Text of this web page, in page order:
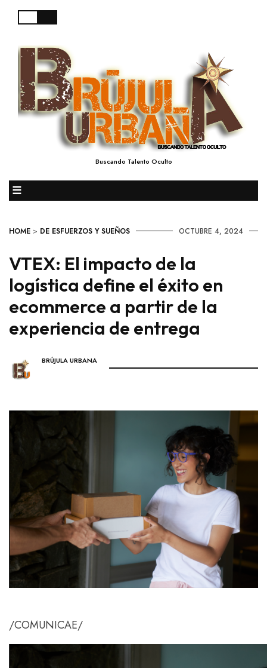
Buscando Talento Oculto
☰
HOME > DE ESFUERZOS Y SUEÑOS OCTUBRE 4, 2024
VTEX: El impacto de la
logística define el éxito en
ecommerce a partir de la
experiencia de entrega
BRÚJULA URBANA
/COMUNICAE/